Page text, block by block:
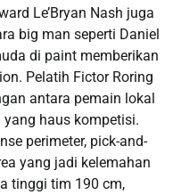
Le’Bryan Nash juga
big man seperti Daniel
di paint memberikan
Pelatih Fictor Roring
antara pemain lokal
haus kompetisi.
perimeter, pick-and-
yang jadi kelemahan
tinggi tim 190 cm,